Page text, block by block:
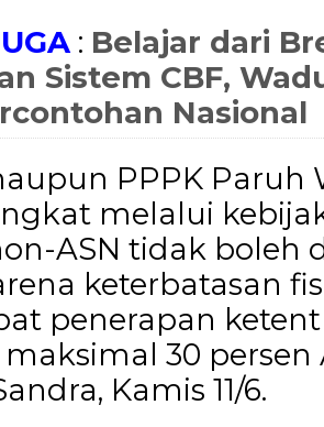
: Belajar dari
Sistem CBF,
Nasional
PPPK Paruh
melalui
ASN tidak boleh
keterbatasan
penerapan
30 persen
Kamis 11/6.